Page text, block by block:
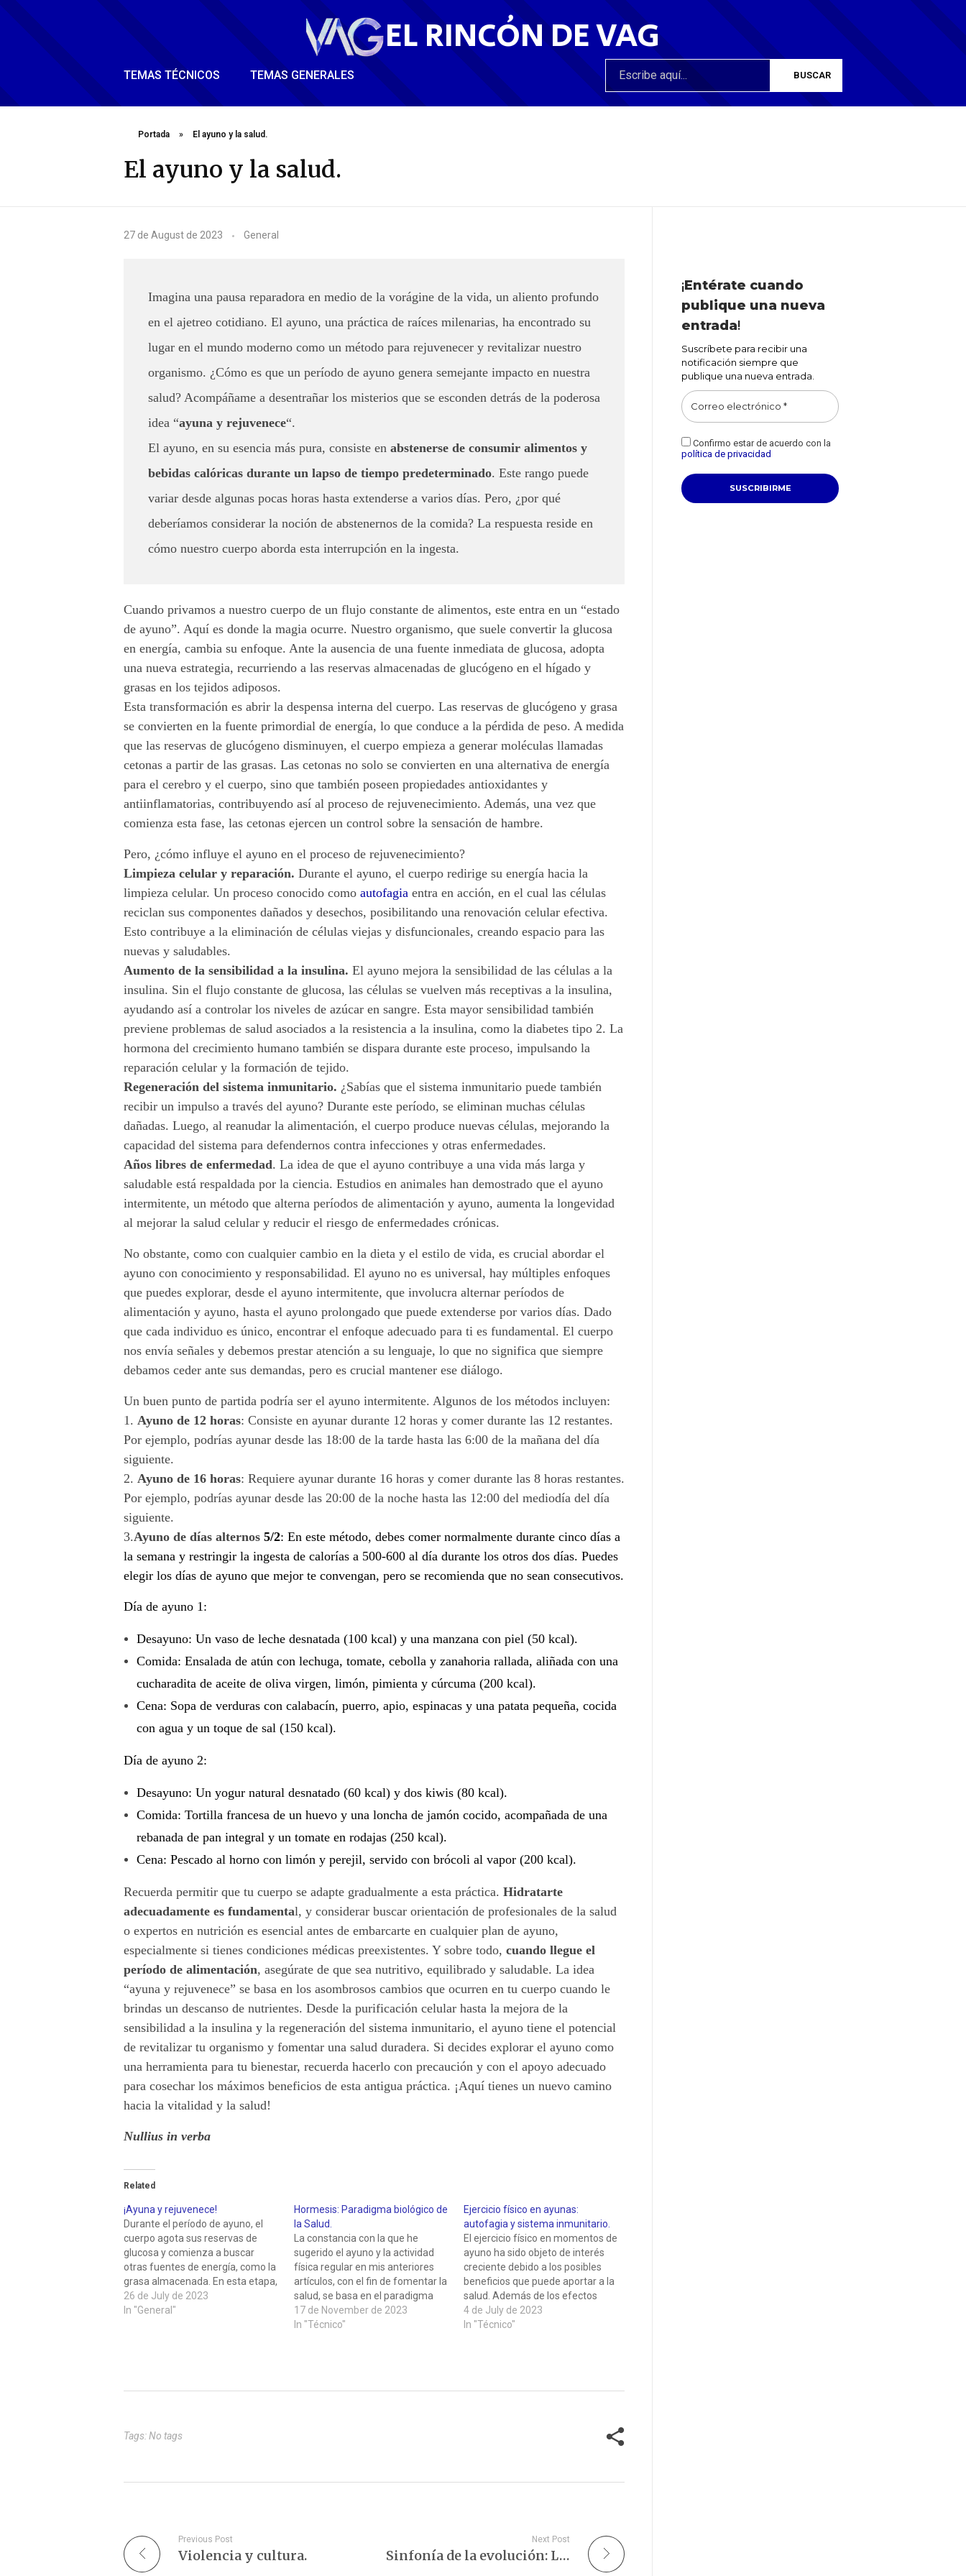
EL RINCÓN DE VAG
TEMAS TÉCNICOS TEMAS GENERALES
Portada » El ayuno y la salud.
El ayuno y la salud.
E
u
d
.
27 de August de 2023 General
Imagina una pausa reparadora en medio de la vorágine de la vida, un aliento profundo
en el ajetreo cotidiano. El ayuno, una práctica de raíces milenarias, ha encontrado su
lugar en el mundo moderno como un método para rejuvenecer y revitalizar nuestro
organismo. ¿Cómo es que un período de ayuno genera semejante impacto en nuestra
salud? Acompáñame a desentrañar los misterios que se esconden detrás de la poderosa
idea “ayuna y rejuvenece“.
El ayuno, en su esencia más pura, consiste en abstenerse de consumir alimentos y
bebidas calóricas durante un lapso de tiempo predeterminado. Este rango puede
variar desde algunas pocas horas hasta extenderse a varios días. Pero, ¿por qué
deberíamos considerar la noción de abstenernos de la comida? La respuesta reside en
cómo nuestro cuerpo aborda esta interrupción en la ingesta.
Cuando privamos a nuestro cuerpo de un flujo constante de alimentos, este entra en un “estado
de ayuno”. Aquí es donde la magia ocurre. Nuestro organismo, que suele convertir la glucosa
en energía, cambia su enfoque. Ante la ausencia de una fuente inmediata de glucosa, adopta
una nueva estrategia, recurriendo a las reservas almacenadas de glucógeno en el hígado y
grasas en los tejidos adiposos.
Esta transformación es abrir la despensa interna del cuerpo. Las reservas de glucógeno y grasa
se convierten en la fuente primordial de energía, lo que conduce a la pérdida de peso. A medida
que las reservas de glucógeno disminuyen, el cuerpo empieza a generar moléculas llamadas
cetonas a partir de las grasas. Las cetonas no solo se convierten en una alternativa de energía
para el cerebro y el cuerpo, sino que también poseen propiedades antioxidantes y
antiinflamatorias, contribuyendo así al proceso de rejuvenecimiento. Además, una vez que
comienza esta fase, las cetonas ejercen un control sobre la sensación de hambre.
Pero, ¿cómo influye el ayuno en el proceso de rejuvenecimiento?
Limpieza celular y reparación. Durante el ayuno, el cuerpo redirige su energía hacia la
limpieza celular. Un proceso conocido como autofagia entra en acción, en el cual las células
reciclan sus componentes dañados y desechos, posibilitando una renovación celular efectiva.
Esto contribuye a la eliminación de células viejas y disfuncionales, creando espacio para las
nuevas y saludables.
Aumento de la sensibilidad a la insulina. El ayuno mejora la sensibilidad de las células a la
insulina. Sin el flujo constante de glucosa, las células se vuelven más receptivas a la insulina,
ayudando así a controlar los niveles de azúcar en sangre. Esta mayor sensibilidad también
previene problemas de salud asociados a la resistencia a la insulina, como la diabetes tipo 2. La
hormona del crecimiento humano también se dispara durante este proceso, impulsando la
reparación celular y la formación de tejido.
Regeneración del sistema inmunitario. ¿Sabías que el sistema inmunitario puede también
recibir un impulso a través del ayuno? Durante este período, se eliminan muchas células
dañadas. Luego, al reanudar la alimentación, el cuerpo produce nuevas células, mejorando la
capacidad del sistema para defendernos contra infecciones y otras enfermedades.
Años libres de enfermedad. La idea de que el ayuno contribuye a una vida más larga y
saludable está respaldada por la ciencia. Estudios en animales han demostrado que el ayuno
intermitente, un método que alterna períodos de alimentación y ayuno, aumenta la longevidad
al mejorar la salud celular y reducir el riesgo de enfermedades crónicas.
No obstante, como con cualquier cambio en la dieta y el estilo de vida, es crucial abordar el
ayuno con conocimiento y responsabilidad. El ayuno no es universal, hay múltiples enfoques
que puedes explorar, desde el ayuno intermitente, que involucra alternar períodos de
alimentación y ayuno, hasta el ayuno prolongado que puede extenderse por varios días. Dado
que cada individuo es único, encontrar el enfoque adecuado para ti es fundamental. El cuerpo
nos envía señales y debemos prestar atención a su lenguaje, lo que no significa que siempre
debamos ceder ante sus demandas, pero es crucial mantener ese diálogo.
Un buen punto de partida podría ser el ayuno intermitente. Algunos de los métodos incluyen:
1. Ayuno de 12 horas: Consiste en ayunar durante 12 horas y comer durante las 12 restantes.
Por ejemplo, podrías ayunar desde las 18:00 de la tarde hasta las 6:00 de la mañana del día
siguiente.
2. Ayuno de 16 horas: Requiere ayunar durante 16 horas y comer durante las 8 horas restantes.
Por ejemplo, podrías ayunar desde las 20:00 de la noche hasta las 12:00 del mediodía del día
siguiente.
3.Ayuno de días alternos 5/2: En este método, debes comer normalmente durante cinco días a
la semana y restringir la ingesta de calorías a 500-600 al día durante los otros dos días. Puedes
elegir los días de ayuno que mejor te convengan, pero se recomienda que no sean consecutivos.
Día de ayuno 1:
Desayuno: Un vaso de leche desnatada (100 kcal) y una manzana con piel (50 kcal).
Comida: Ensalada de atún con lechuga, tomate, cebolla y zanahoria rallada, aliñada con una
cucharadita de aceite de oliva virgen, limón, pimienta y cúrcuma (200 kcal).
Cena: Sopa de verduras con calabacín, puerro, apio, espinacas y una patata pequeña, cocida
con agua y un toque de sal (150 kcal).
Día de ayuno 2:
Desayuno: Un yogur natural desnatado (60 kcal) y dos kiwis (80 kcal).
Comida: Tortilla francesa de un huevo y una loncha de jamón cocido, acompañada de una
rebanada de pan integral y un tomate en rodajas (250 kcal).
Cena: Pescado al horno con limón y perejil, servido con brócoli al vapor (200 kcal).
Recuerda permitir que tu cuerpo se adapte gradualmente a esta práctica. Hidratarte
adecuadamente es fundamental, y considerar buscar orientación de profesionales de la salud
o expertos en nutrición es esencial antes de embarcarte en cualquier plan de ayuno,
especialmente si tienes condiciones médicas preexistentes. Y sobre todo, cuando llegue el
período de alimentación, asegúrate de que sea nutritivo, equilibrado y saludable. La idea
“ayuna y rejuvenece” se basa en los asombrosos cambios que ocurren en tu cuerpo cuando le
brindas un descanso de nutrientes. Desde la purificación celular hasta la mejora de la
sensibilidad a la insulina y la regeneración del sistema inmunitario, el ayuno tiene el potencial
de revitalizar tu organismo y fomentar una salud duradera. Si decides explorar el ayuno como
una herramienta para tu bienestar, recuerda hacerlo con precaución y con el apoyo adecuado
para cosechar los máximos beneficios de esta antigua práctica. ¡Aquí tienes un nuevo camino
hacia la vitalidad y la salud!
Nullius in verba
Related
¡Ayuna y rejuvenece!
Durante el período de ayuno, el
cuerpo agota sus reservas de
glucosa y comienza a buscar
otras fuentes de energía, como la
grasa almacenada. En esta etapa,
se ha observado que la autofagia
(proceso natural de reciclaje
26 de July de 2023
In "General"
Hormesis: Paradigma biológico de
la Salud.
La constancia con la que he
sugerido el ayuno y la actividad
física regular en mis anteriores
artículos, con el fin de fomentar la
salud, se basa en el paradigma
que hoy toma protagonismo. La
hormesis, intrincado equilibrio
17 de November de 2023
In "Técnico"
Ejercicio físico en ayunas:
autofagia y sistema inmunitario.
El ejercicio físico en momentos de
ayuno ha sido objeto de interés
creciente debido a los posibles
beneficios que puede aportar a la
salud. Además de los efectos
conocidos del ejercicio en el
metabolismo, la fuerza muscular
4 de July de 2023
In "Técnico"
Tags: No tags
Previous Post
Violencia y cultura.
Next Post
Sinfonía de la evolución: La transformación del cuerpo humano.
¡Entérate cuando
publique una nueva
entrada!
Suscríbete para recibir una
notificación siempre que
publique una nueva entrada.
Confirmo estar de acuerdo con la
política de privacidad